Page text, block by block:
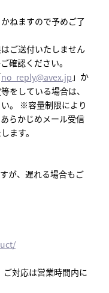
ねますので予めご了
ご送付いたしません
確認ください。
no_reply@avex.jp 」か
をしている場合は、
。 ※容量制限により
らかじめメール受信
ます。
が、遅れる場合もご
対応は営業時間内に